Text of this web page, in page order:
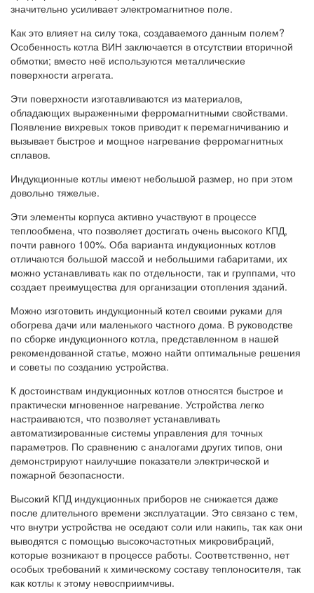
значительно усиливает электромагнитное поле.
Как это влияет на силу тока, создаваемого данным полем?
Особенность котла ВИН заключается в отсутствии вторичной
обмотки; вместо неё используются металлические
поверхности агрегата.
Эти поверхности изготавливаются из материалов,
обладающих выраженными ферромагнитными свойствами.
Появление вихревых токов приводит к перемагничиванию и
вызывает быстрое и мощное нагревание ферромагнитных
сплавов.
Индукционные котлы имеют небольшой размер, но при этом
довольно тяжелые.
Эти элементы корпуса активно участвуют в процессе
теплообмена, что позволяет достигать очень высокого КПД,
почти равного 100%. Оба варианта индукционных котлов
отличаются большой массой и небольшими габаритами, их
можно устанавливать как по отдельности, так и группами, что
создает преимущества для организации отопления зданий.
Можно изготовить индукционный котел своими руками для
обогрева дачи или маленького частного дома. В руководстве
по сборке индукционного котла, представленном в нашей
рекомендованной статье, можно найти оптимальные решения
и советы по созданию устройства.
К достоинствам индукционных котлов относятся быстрое и
практически мгновенное нагревание. Устройства легко
настраиваются, что позволяет устанавливать
автоматизированные системы управления для точных
параметров. По сравнению с аналогами других типов, они
демонстрируют наилучшие показатели электрической и
пожарной безопасности.
Высокий КПД индукционных приборов не снижается даже
после длительного времени эксплуатации. Это связано с тем,
что внутри устройства не оседают соли или накипь, так как они
выводятся с помощью высокочастотных микровибраций,
которые возникают в процессе работы. Соответственно, нет
особых требований к химическому составу теплоносителя, так
как котлы к этому невосприимчивы.